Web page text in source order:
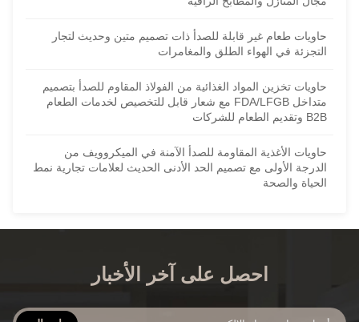
حاويات طعام غير قابلة للصدأ ذات تصميم متين وحديث لتجار
التجزئة في الهواء الطلق والمغامرات
حاويات تخزين المواد الغذائية من الفولاذ المقاوم للصدأ بتصميم
متداخل FDA/LFGB مع شعار قابل للتخصيص لخدمات الطعام
B2B وتقديم الطعام للشركات
حاويات الأغذية المقاومة للصدأ الآمنة في الميكروويف من
الدرجة الأولى مع تصميم الحد الأدنى الحديث لعلامات تجارية نمط
الحياة والصحة
احصل على آخر الأخبار